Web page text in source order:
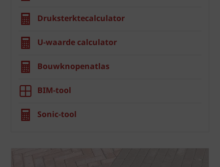
Druksterktecalculator
U-waarde calculator
Bouwknopenatlas
BIM-tool
Sonic-tool